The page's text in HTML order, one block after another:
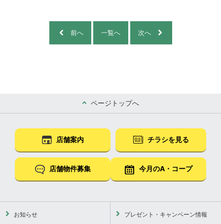
前へ 一覧へ 次へ
ページトップへ
店舗案内 チラシを見る
店舗物件募集 今月のA・コープ
お知らせ プレゼント・キャンペーン情報